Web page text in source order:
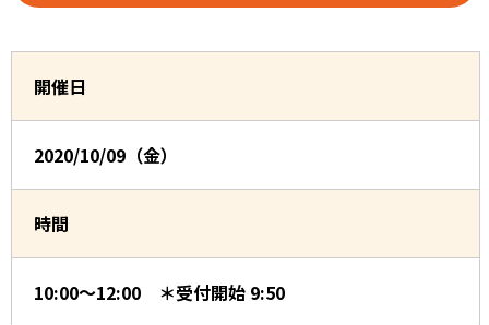
開催日
2020/10/09（金）
時間
10:00～12:00 ＊受付開始 9:50